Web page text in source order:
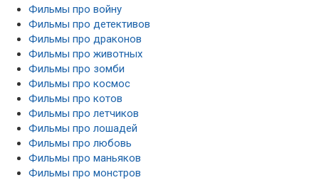
Фильмы про войну
Фильмы про детективов
Фильмы про драконов
Фильмы про животных
Фильмы про зомби
Фильмы про космос
Фильмы про котов
Фильмы про летчиков
Фильмы про лошадей
Фильмы про любовь
Фильмы про маньяков
Фильмы про монстров